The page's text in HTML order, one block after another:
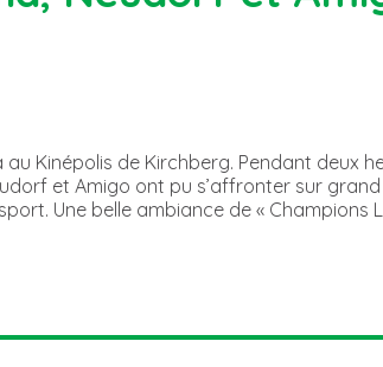
Kinépolis de Kirchberg. Pendant deux
et Amigo ont pu s’affronter sur
Une belle ambiance de « Champions